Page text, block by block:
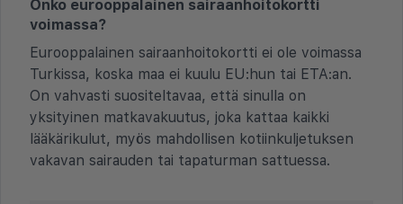
Onko eurooppalainen sairaanhoitokortti
voimassa?
Eurooppalainen sairaanhoitokortti ei ole voimassa
Turkissa, koska maa ei kuulu EU:hun tai ETA:an.
On vahvasti suositeltavaa, että sinulla on
yksityinen matkavakuutus, joka kattaa kaikki
lääkärikulut, myös mahdollisen kotiinkuljetuksen
vakavan sairauden tai tapaturman sattuessa.